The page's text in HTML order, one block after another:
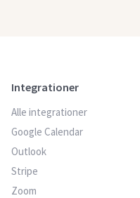
Integrationer
Alle integrationer
Google Calendar
Outlook
Stripe
Zoom